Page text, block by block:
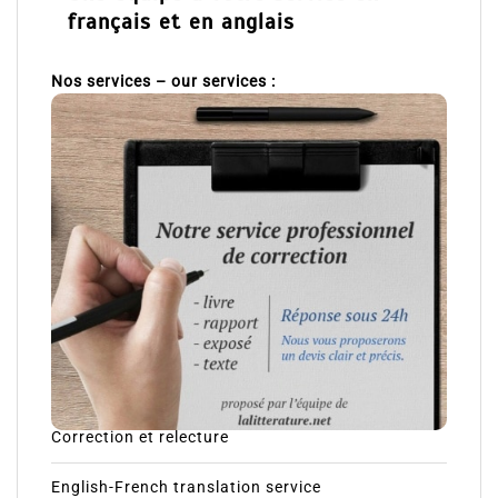
français et en anglais
Nos services – our services :
Correction et relecture
English-French translation service